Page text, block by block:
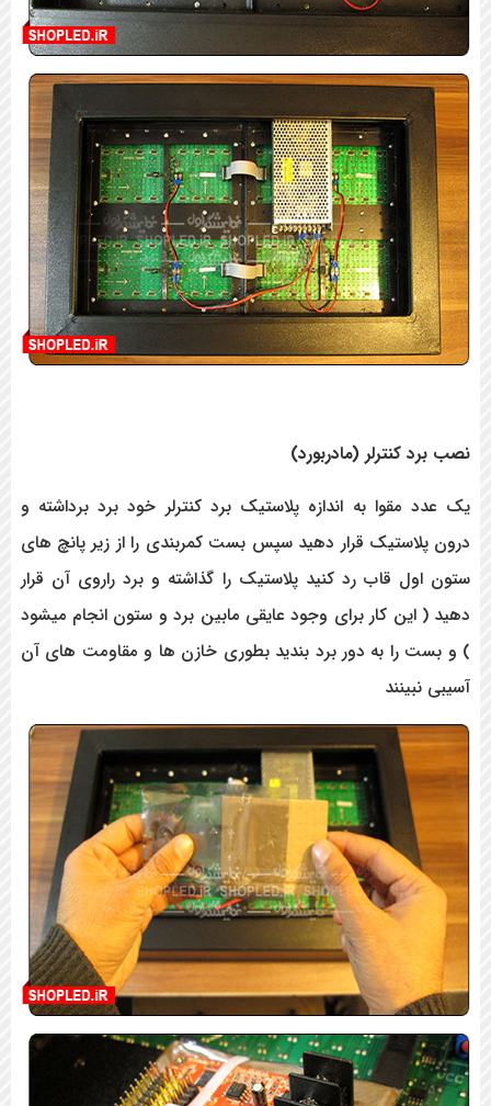
(مادربورد)
به اندازه پلاستیک برد کنترلر خود برد برداشته و
قرار دهید سپس بست کمربندی را از زیر پانچ های
قاب رد کنید پلاستیک را گذاشته و برد راروی آن قرار
کار برای وجود عایقی مابین برد و ستون انجام میشود
به دور برد بندید بطوری خازن ها و مقاومت های آن